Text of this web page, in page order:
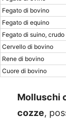
Fegato di bovino
Fegato di equino
Fegato di suino, crudo
Cervello di bovino
Rene di bovino
Cuore di bovino
Molluschi
cozze,